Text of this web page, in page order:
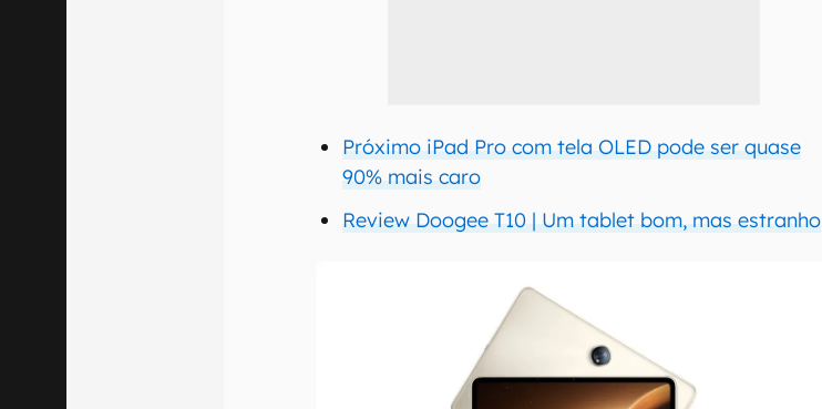
Próximo iPad Pro com tela OLED pode ser quase
90% mais caro
Review Doogee T10 | Um tablet bom, mas estranho